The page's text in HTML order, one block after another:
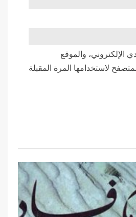
الإلكتروني، والموقع
لاستخدامها المرة المقبلة